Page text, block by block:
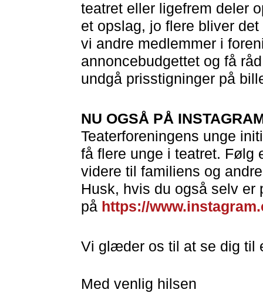
teatret eller ligefrem deler
et opslag, jo flere bliver
vi andre medlemmer i
annoncebudgettet og få
undgå prisstigninger på
NU OGSÅ PÅ
Teaterforeningens unge
få flere unge i teatret. Følg
videre til familiens og
Husk, hvis du også selv er
på https://
Vi glæder os til at se dig
Med venlig hilsen